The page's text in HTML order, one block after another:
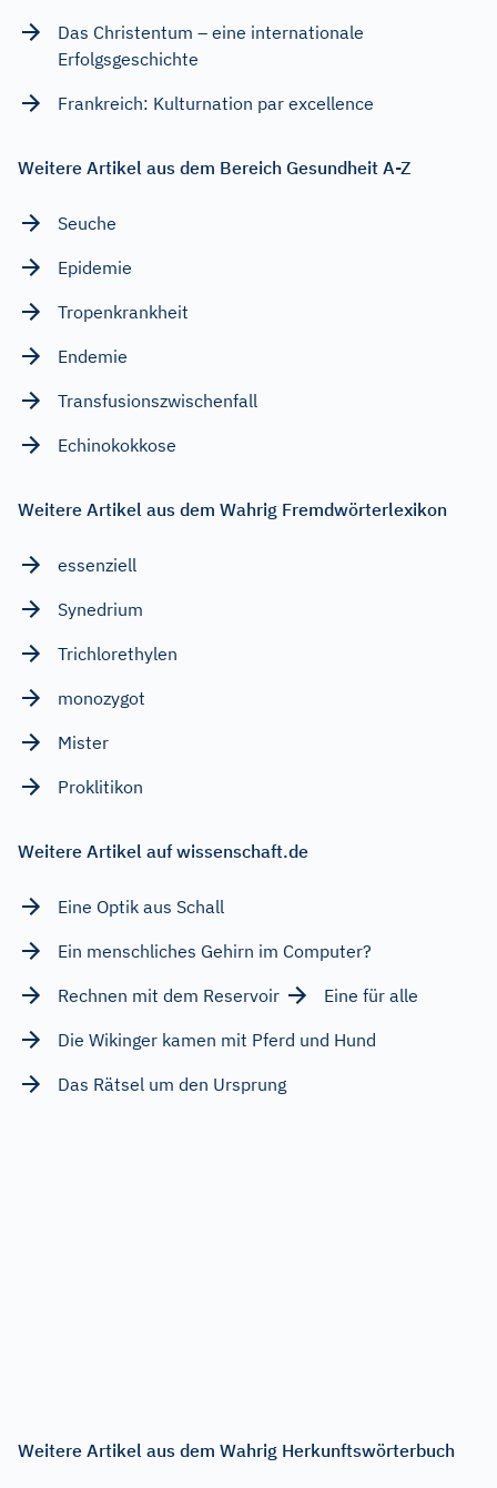
Das Christentum – eine internationale
Erfolgsgeschichte
Frankreich: Kulturnation par excellence
Weitere Artikel aus dem Bereich Gesundheit A-Z
Seuche
Epidemie
Tropenkrankheit
Endemie
Transfusionszwischenfall
Echinokokkose
Weitere Artikel aus dem Wahrig Fremdwörterlexikon
essenziell
Synedrium
Trichlorethylen
monozygot
Mister
Proklitikon
Weitere Artikel auf wissenschaft.de
Eine Optik aus Schall
Ein menschliches Gehirn im Computer?
Rechnen mit dem Reservoir
Eine für alle
Die Wikinger kamen mit Pferd und Hund
Das Rätsel um den Ursprung
Weitere Artikel aus dem Wahrig Herkunftswörterbuch